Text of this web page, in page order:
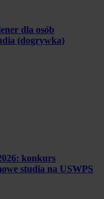
dla osób
(dogrywka)
konkurs
studia na USWPS